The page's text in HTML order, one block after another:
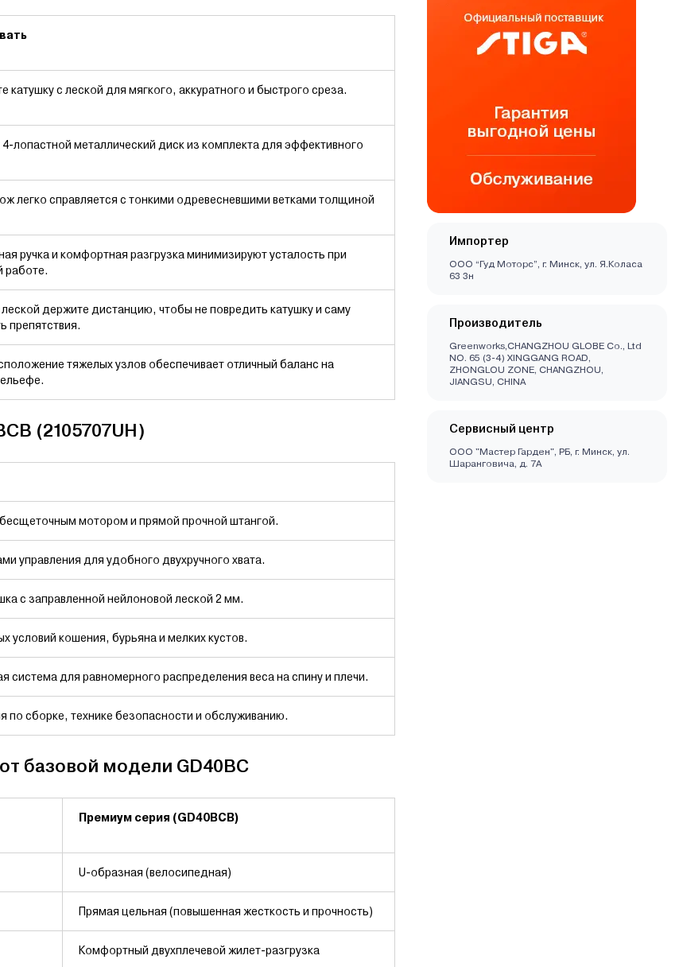
катушку с леской для мягкого, аккуратного и быстрого среза.
4-лопастной металлический диск из комплекта для эффективного
легко справляется с тонкими одревесневшими ветками толщиной
ручка и комфортная разгрузка минимизируют усталость при
работе.
держите дистанцию, чтобы не повредить катушку и саму
препятствия.
тяжелых узлов обеспечивает отличный баланс на
(2105707UH)
мотором и прямой прочной штангой.
управления для удобного двухручного хвата.
с заправленной нейлоновой леской 2 мм.
условий кошения, бурьяна и мелких кустов.
система для равномерного распределения веса на спину и плечи.
по сборке, технике безопасности и обслуживанию.
базовой модели GD40BC
Премиум серия (GD40BCB)
U-образная (велосипедная)
Прямая цельная (повышенная жесткость и прочность)
Комфортный двухплечевой жилет-разгрузка
Импортер
ООО “Гуд Моторс”, г. Минск, ул. Я.Коласа
63 3н
Производитель
Greenworks,CHANGZHOU GLOBE Co., Ltd
NO. 65 (3-4) XINGGANG ROAD,
ZHONGLOU ZONE, CHANGZHOU,
JIANGSU, CHINA
Сервисный центр
ООО "Мастер Гарден", РБ, г. Минск, ул.
Шаранговича, д. 7А